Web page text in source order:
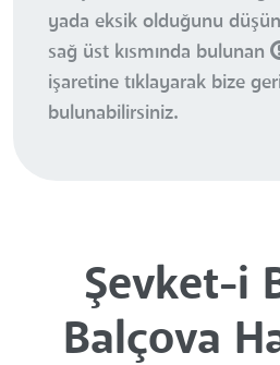
yada eksik olduğunu
sağ üst kısmında bulunan
işaretine tıklayarak bize
bulunabilirsiniz.
Şevket-i
Balçova